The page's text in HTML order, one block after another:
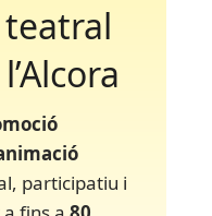
teatral
participatiu i